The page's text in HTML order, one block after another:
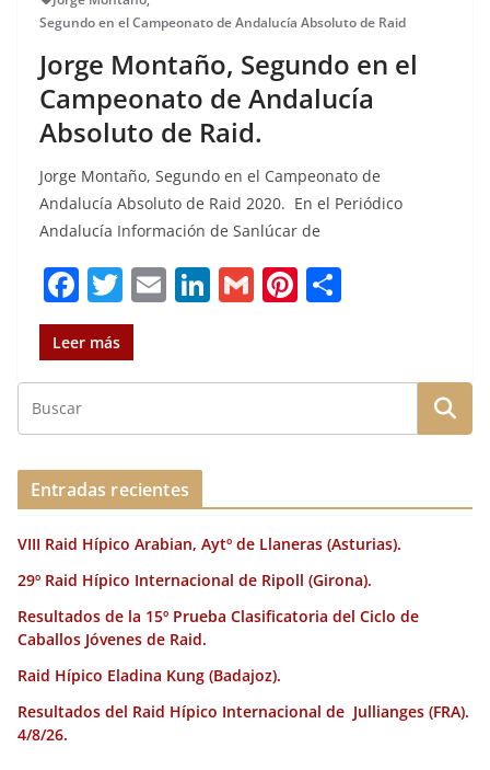
Segundo en el Campeonato de Andalucía Absoluto de Raid
Jorge Montaño, Segundo en el
Campeonato de Andalucía
Absoluto de Raid.
Jorge Montaño, Segundo en el Campeonato de
Andalucía Absoluto de Raid 2020. En el Periódico
Andalucía Información de Sanlúcar de
F
a
c
e
b
o
o
k
T
w
it
te
r
E
l
Li
e
dI
G
l
Pi
re
st
p
a
Leer más
Entradas recientes
VIII Raid Hípico Arabian, Aytº de Llaneras (Asturias).
29º Raid Hípico Internacional de Ripoll (Girona).
Resultados de la 15º Prueba Clasificatoria del Ciclo de
Caballos Jóvenes de Raid.
Raid Hípico Eladina Kung (Badajoz).
Resultados del Raid Hípico Internacional de Jullianges (FRA).
4/8/26.